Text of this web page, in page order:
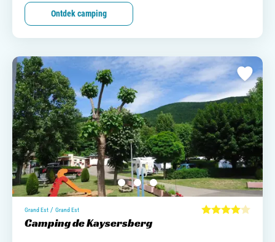
Ontdek camping
Grand Est / Grand Est
Camping de Kaysersberg